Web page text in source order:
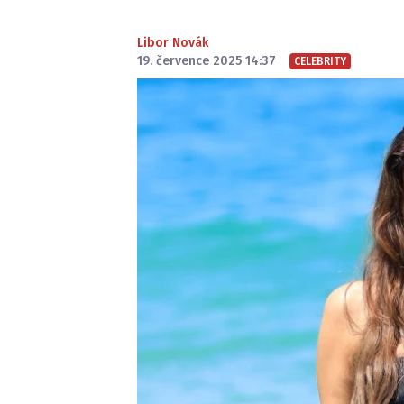
Libor Novák
19. července 2025 14:37
CELEBRITY